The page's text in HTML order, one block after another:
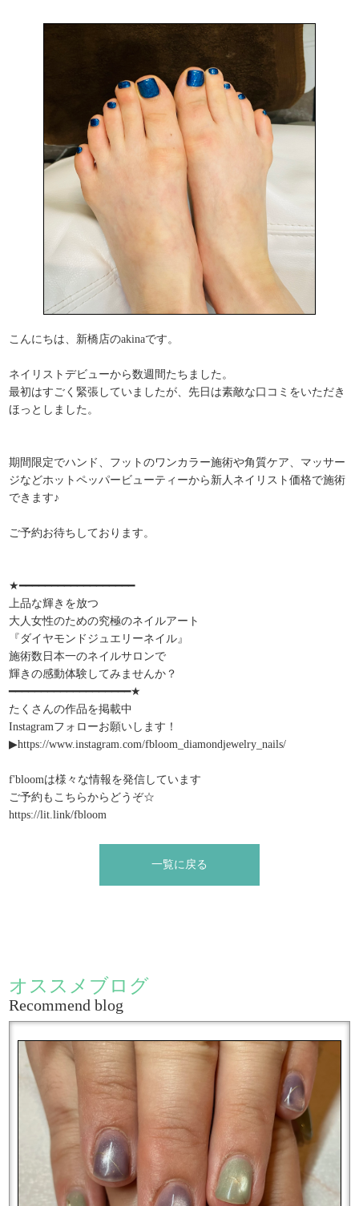
こんにちは、新橋店のakinaです。
ネイリストデビューから数週間たちました。
最初はすごく緊張していましたが、先日は素敵な口コミをいただき
ほっとしました。
期間限定でハンド、フットのワンカラー施術や角質ケア、マッサー
ジなどホットペッパービューティーから新人ネイリスト価格で施術
できます♪
ご予約お待ちしております。
★━━━━━━━━━━━━━━━━━━
上品な輝きを放つ
大人女性のための究極のネイルアート
『ダイヤモンドジュエリーネイル』
施術数日本一のネイルサロンで
輝きの感動体験してみませんか？
━━━━━━━━━━━━━━━━━━━★
たくさんの作品を掲載中
Instagramフォローお願いします！
▶︎https://www.instagram.com/fbloom_diamondjewelry_nails/
f'bloomは様々な情報を発信しています
ご予約もこちらからどうぞ☆
https://lit.link/fbloom
一覧に戻る
オススメブログ
Recommend blog